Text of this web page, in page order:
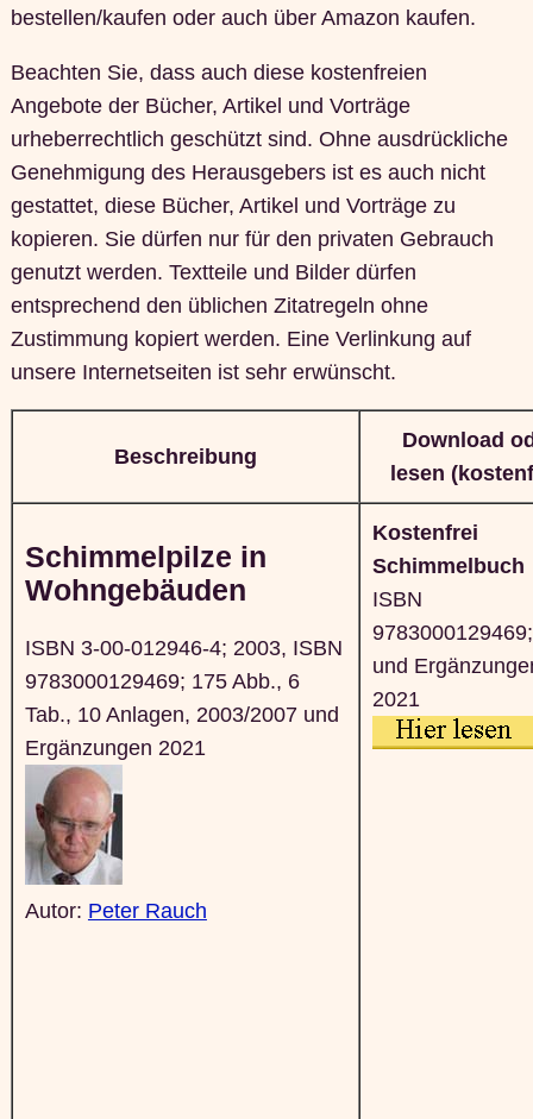
bestellen/kaufen oder auch über Amazon kaufen.
Beachten Sie, dass auch diese kostenfreien
Angebote der Bücher, Artikel und Vorträge
urheberrechtlich geschützt sind. Ohne ausdrückliche
Genehmigung des Herausgebers ist es auch nicht
gestattet, diese Bücher, Artikel und Vorträge zu
kopieren. Sie dürfen nur für den privaten Gebrauch
genutzt werden. Textteile und Bilder dürfen
entsprechend den üblichen Zitatregeln ohne
Zustimmung kopiert werden. Eine Verlinkung auf
unsere Internetseiten ist sehr erwünscht.
Beschreibung
Download
lesen
Schimmelpilze in
Wohngebäuden
ISBN 3-00-012946-4; 2003, ISBN
9783000129469; 175 Abb., 6
Tab., 10 Anlagen, 2003/2007 und
Ergänzungen 2021
Autor: Peter Rauch
Kostenfrei
Schimmelbuch
ISBN
und
2021